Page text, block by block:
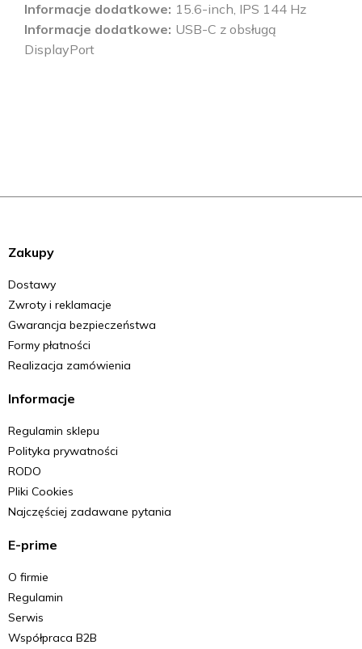
Informacje dodatkowe 15.6-inch, IPS 144 Hz
Informacje dodatkowe USB-C z obsługą
DisplayPort
Zakupy
Dostawy
Zwroty i reklamacje
Gwarancja bezpieczeństwa
Formy płatności
Realizacja zamówienia
Informacje
Regulamin sklepu
Polityka prywatności
RODO
Pliki Cookies
Najczęściej zadawane pytania
E-prime
O firmie
Regulamin
Serwis
Współpraca B2B